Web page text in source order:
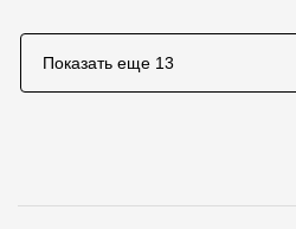
Показать еще 13